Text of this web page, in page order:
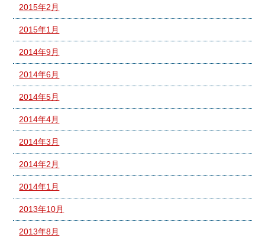
2015年2月
2015年1月
2014年9月
2014年6月
2014年5月
2014年4月
2014年3月
2014年2月
2014年1月
2013年10月
2013年8月